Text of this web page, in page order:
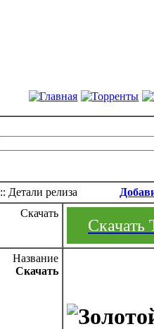
:: Детали релиза
Скачать
Скачать
Название
Скачать